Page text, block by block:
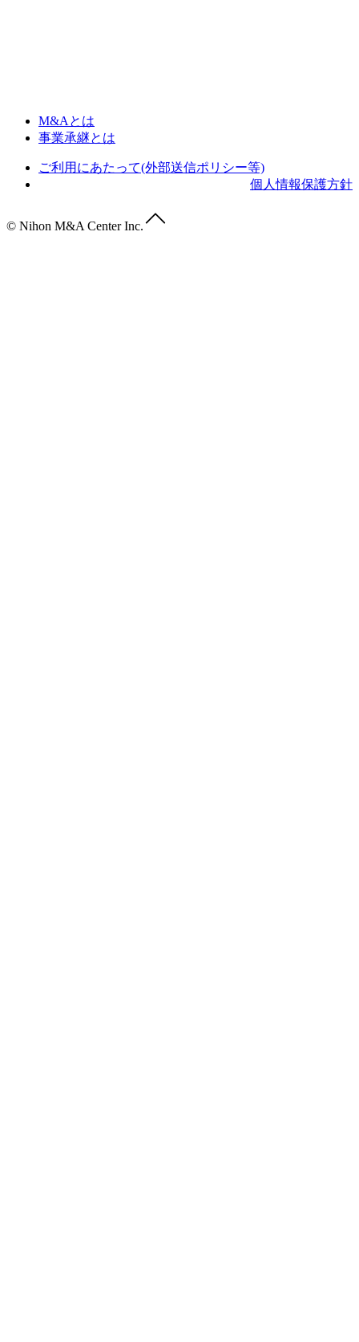
M&Aとは
事業承継とは
ご利用にあたって(外部送信ポリシー等)
個人情報保護方針
© Nihon M&A Center Inc.